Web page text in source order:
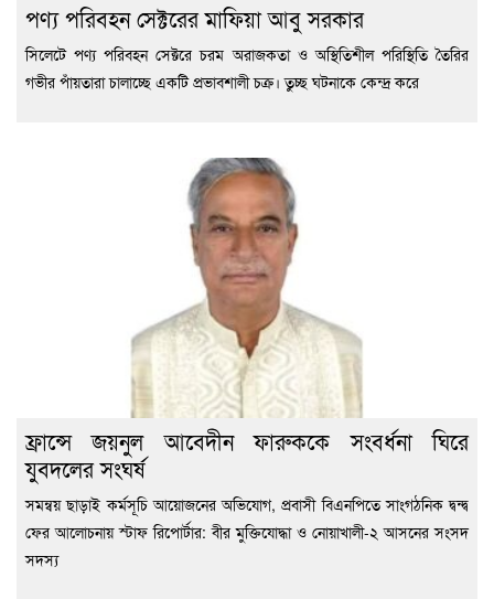
পণ্য পরিবহন সেক্টরের মাফিয়া আবু সরকার
সিলেটে পণ্য পরিবহন সেক্টরে চরম অরাজকতা ও অস্থিতিশীল পরিস্থিতি তৈরির
গভীর পাঁয়তারা চালাচ্ছে একটি প্রভাবশালী চক্র। তুচ্ছ ঘটনাকে কেন্দ্র করে
ফ্রান্সে জয়নুল আবেদীন ফারুককে সংবর্ধনা ঘিরে
যুবদলের সংঘর্ষ
সমন্বয় ছাড়াই কর্মসূচি আয়োজনের অভিযোগ, প্রবাসী বিএনপিতে সাংগঠনিক দ্বন্দ্ব
ফের আলোচনায় স্টাফ রিপোর্টার: বীর মুক্তিযোদ্ধা ও নোয়াখালী-২ আসনের সংসদ
সদস্য